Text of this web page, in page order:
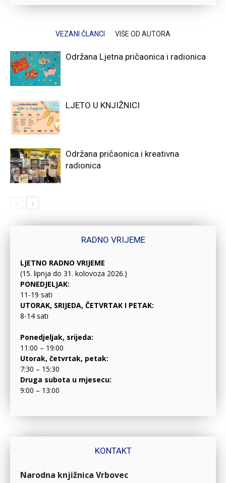
VEZANI ČLANCI VIŠE OD AUTORA
Održana Ljetna pričaonica i radionica
LJETO U KNJIŽNICI
Održana pričaonica i kreativna
radionica
RADNO VRIJEME
LJETNO RADNO VRIJEME
(15. lipnja do 31. kolovoza 2026.)
PONEDJELJAK:
11-19 sati
UTORAK, SRIJEDA, ČETVRTAK I PETAK:
8-14 sati
Ponedjeljak, srijeda:
11:00 – 19:00
Utorak, četvrtak, petak:
7:30 – 15:30
Druga subota u mjesecu:
9:00 – 13:00
KONTAKT
Narodna knjižnica Vrbovec